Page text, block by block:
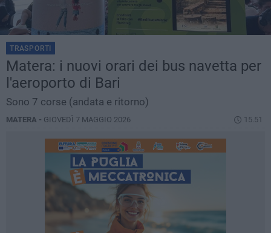
TRASPORTI
Matera: i nuovi orari dei bus navetta per
l'aeroporto di Bari
Sono 7 corse (andata e ritorno)
MATERA - GIOVEDÌ 7 MAGGIO 2026 15.51